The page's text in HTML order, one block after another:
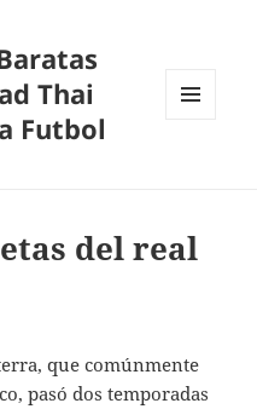
Thai
Futbol
del real
que comúnmente
pasó dos temporadas